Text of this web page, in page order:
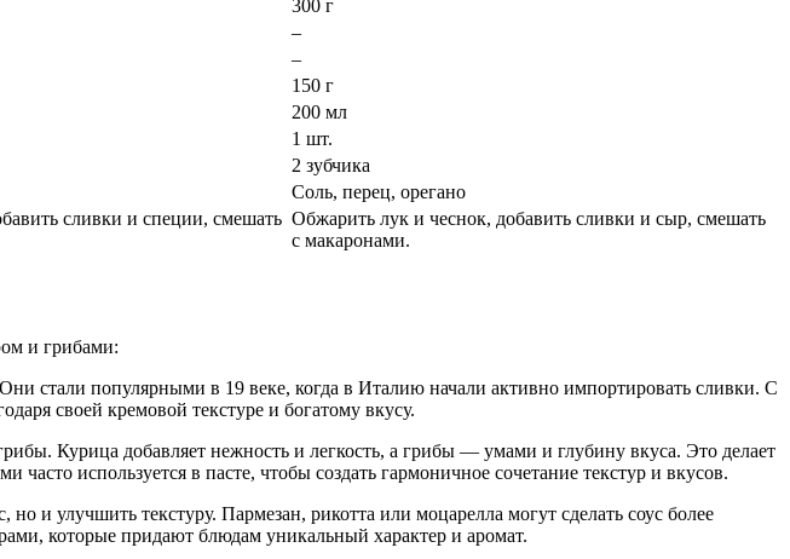
300 г
–
–
150 г
200 мл
1 шт.
2 зубчика
Соль, перец, орегано
сливки и специи, смешать Обжарить лук и чеснок, добавить сливки и сыр, смешать
с макаронами.
и грибами:
стали популярными в 19 веке, когда в Италию начали активно импортировать сливки. С
своей кремовой текстуре и богатому вкусу.
Курица добавляет нежность и легкость, а грибы — умами и глубину вкуса. Это делает
используется в пасте, чтобы создать гармоничное сочетание текстур и вкусов.
и улучшить текстуру. Пармезан, рикотта или моцарелла могут сделать соус более
которые придают блюдам уникальный характер и аромат.